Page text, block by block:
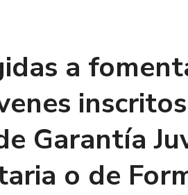
a
Garantía
o de